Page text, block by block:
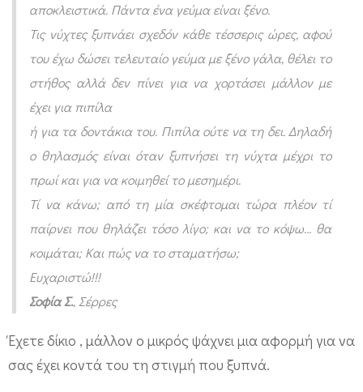
λ
αποκλειστικά. Πάντα ένα γεύμα είναι ξένο.
Τις νύχτες ξυπνάει σχεδόν κάθε τέσσερις ώρες, αφού
του έχω δώσει τελευταίο γεύμα με ξένο γάλα, θέλει το
στήθος αλλά δεν πίνει για να χορτάσει μάλλον με
έχει για πιπίλα
ή για τα δοντάκια του. Πιπίλα ούτε να τη δει. Δηλαδή
ο θηλασμός είναι όταν ξυπνήσει τη νύχτα μέχρι το
πρωί και για να κοιμηθεί το μεσημέρι.
Τί να κάνω; από τη μία σκέφτομαι τώρα πλέον τί
παίρνει που θηλάζει τόσο λίγο; και να το κόψω… θα
κοιμάται; Και πώς να το σταματήσω;
Ευχαριστώ!!!
Σοφία Σ., Σέρρες
Έχετε δίκιο , μάλλον ο μικρός ψάχνει μια αφορμή για να
σας έχει κοντά του τη στιγμή που ξυπνά.